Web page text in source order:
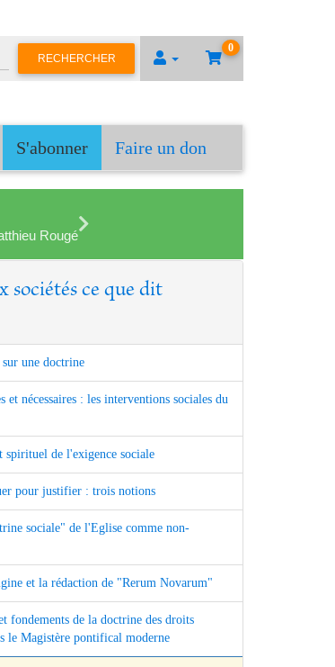
0
RECHERCHER
S'abonner Faire un don
Rougé
sociétés ce que dit
une doctrine
et nécessaires : les interventions sociales du
spirituel de l'exigence sociale
pour justifier : trois notions
sociale" de l'Eglise comme non-
et la rédaction de "Rerum Novarum"
fondements de la doctrine des droits
le Magistère pontifical moderne